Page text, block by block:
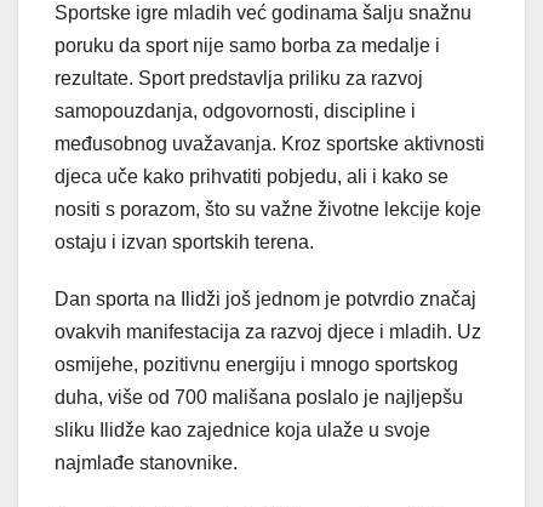
Sportske igre mladih već godinama šalju snažnu
poruku da sport nije samo borba za medalje i
rezultate. Sport predstavlja priliku za razvoj
samopouzdanja, odgovornosti, discipline i
međusobnog uvažavanja. Kroz sportske aktivnosti
djeca uče kako prihvatiti pobjedu, ali i kako se
nositi s porazom, što su važne životne lekcije koje
ostaju i izvan sportskih terena.
Dan sporta na Ilidži još jednom je potvrdio značaj
ovakvih manifestacija za razvoj djece i mladih. Uz
osmijehe, pozitivnu energiju i mnogo sportskog
duha, više od 700 mališana poslalo je najljepšu
sliku Ilidže kao zajednice koja ulaže u svoje
najmlađe stanovnike.